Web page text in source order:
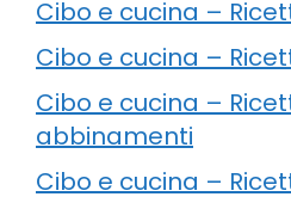
Cibo e cucina –
Cibo e cucina –
Cibo e cucina –
abbinamenti
Cibo e cucina –